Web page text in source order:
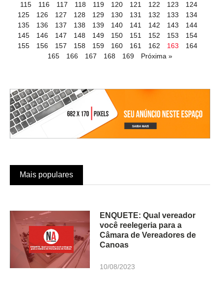
115
116 117 118 119 120 121 122 123
124
125
126 127 128 129 130 131 132 133
134
135
136 137 138 139 140 141 142 143
144
145
146 147 148 149 150 151 152 153
154
155
156 157 158 159 160 161 162 163
164
165
166 167 168 169 Próxima »
Mais populares
ENQUETE: Qual vereador
você reelegeria para a
Câmara de Vereadores de
Canoas
10/08/2023